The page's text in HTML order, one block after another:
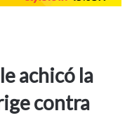
achicó la
contra